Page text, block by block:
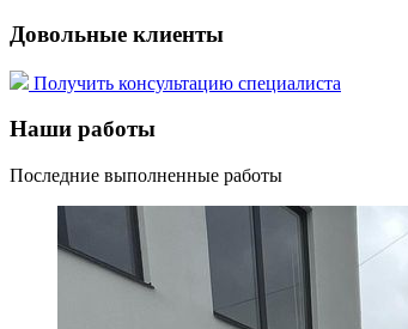
Довольные клиенты
Получить консультацию специалиста
Наши работы
Последние выполненные работы